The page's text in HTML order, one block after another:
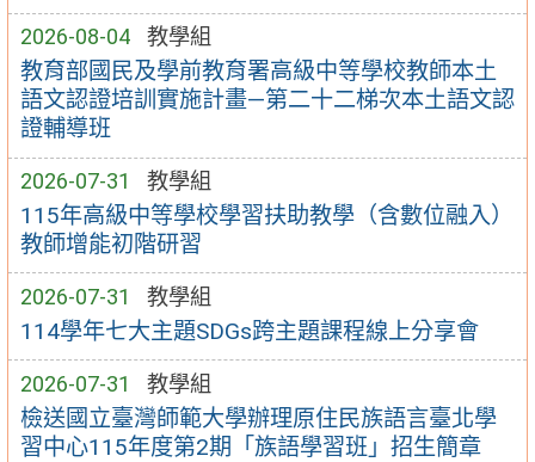
2026-08-04 教學組
教育部國民及學前教育署高級中等學校教師本土
語文認證培訓實施計畫—第二十二梯次本土語文認
證輔導班
2026-07-31 教學組
115年高級中等學校學習扶助教學（含數位融入）
教師增能初階研習
2026-07-31 教學組
114學年七大主題SDGs跨主題課程線上分享會
2026-07-31 教學組
檢送國立臺灣師範大學辦理原住民族語言臺北學
習中心115年度第2期「族語學習班」招生簡章